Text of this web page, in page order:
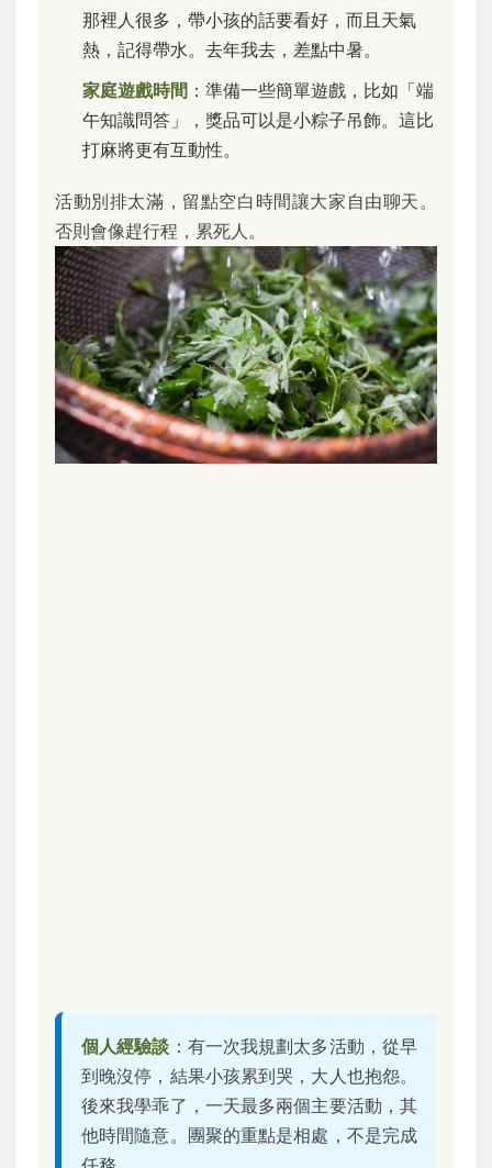
那裡人很多，帶小孩的話要看好，而且天氣
熱，記得帶水。去年我去，差點中暑。
家庭遊戲時間 ：準備一些簡單遊戲，比如「端
午知識問答」，獎品可以是小粽子吊飾。這比
打麻將更有互動性。
活動別排太滿，留點空白時間讓大家自由聊天。
否則會像趕行程，累死人。
個人經驗談 ：有一次我規劃太多活動，從早
到晚沒停，結果小孩累到哭，大人也抱怨。
後來我學乖了，一天最多兩個主要活動，其
他時間隨意。團聚的重點是相處，不是完成